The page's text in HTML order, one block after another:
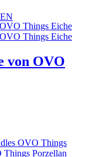
von OVO